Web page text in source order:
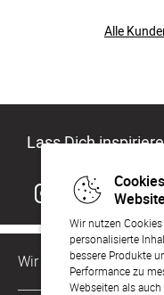
Wir nutzen
personalisierte
bessere Produkte
Performance zu
Webseiten als
Alle
Lass Dich
Wir sind für Dich da